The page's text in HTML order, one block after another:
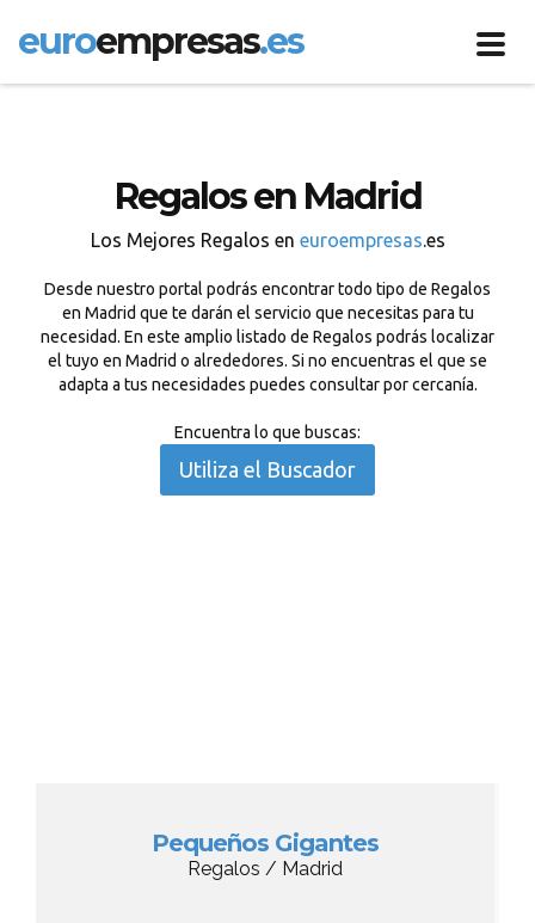
euroempresas.es
Regalos en Madrid
Los Mejores Regalos en euroempresas.es
Desde nuestro portal podrás encontrar todo tipo de Regalos
en Madrid que te darán el servicio que necesitas para tu
necesidad. En este amplio listado de Regalos podrás localizar
el tuyo en Madrid o alrededores. Si no encuentras el que se
adapta a tus necesidades puedes consultar por cercanía.
Encuentra lo que buscas:
Utiliza el Buscador
Pequeños Gigantes
Regalos / Madrid